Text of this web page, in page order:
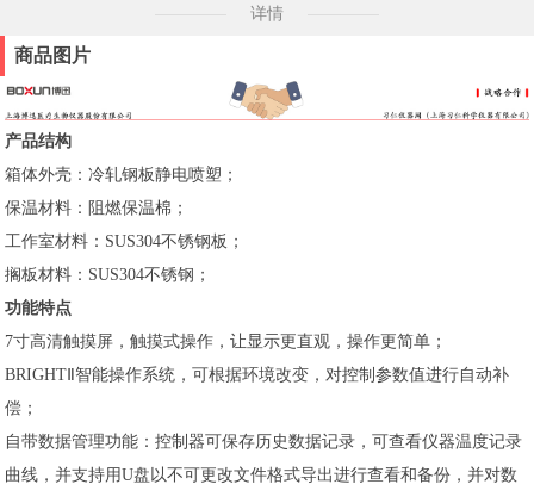
详情
商品图片
产品结构
箱体外壳：冷轧钢板静电喷塑；
保温材料：阻燃保温棉；
工作室材料：SUS304不锈钢板；
搁板材料：SUS304不锈钢；
功能特点
7寸高清触摸屏，触摸式操作，让显示更直观，操作更简单；
BRIGHTⅡ智能操作系统，可根据环境改变，对控制参数值进行自动补
偿；
自带数据管理功能：控制器可保存历史数据记录，可查看仪器温度记录
曲线，并支持用U盘以不可更改文件格式导出进行查看和备份，并对数